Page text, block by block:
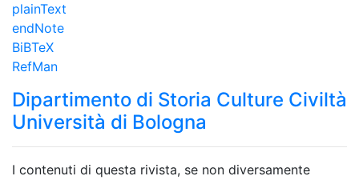
plainText
endNote
BiBTeX
RefMan
Dipartimento di Storia Culture Civiltà
Università di Bologna
I contenuti di questa rivista, se non diversamente